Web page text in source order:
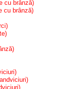
cu brânză)
cu brânză)